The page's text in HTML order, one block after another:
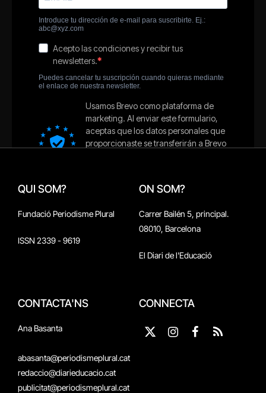
QUI SOM?
Fundació Periodisme Plural
ISSN 2339 - 9619
ON SOM?
Carrer Bailén 5, principal.
08010, Barcelona
El Diari de l'Educació
CONTACTA'NS
Ana Basanta
abasanta@periodismeplural.cat
redaccio@diarieducacio.cat
publicitat@periodismeplural.cat
CONNECTA
X
Instagram
Facebook
RSS